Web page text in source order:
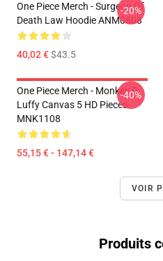
One Piece Merch - Surgeon Of
Death Law Hoodie ANM0608
40,02 €$43.5
-20%
One Piece Merch - Monkey D.
Luffy Canvas 5 HD Pieces
MNK1108
55,15 € - 147,14 €
-40%
VOIR
Produits